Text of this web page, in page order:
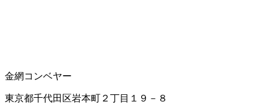
金網 コンベヤー
東京都千代田区岩本町２丁目１９－８